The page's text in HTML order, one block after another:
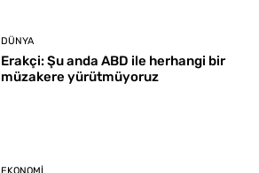
DÜNYA
Erakçi: Şu anda ABD ile herhangi bir
müzakere yürütmüyoruz
EKONOMI